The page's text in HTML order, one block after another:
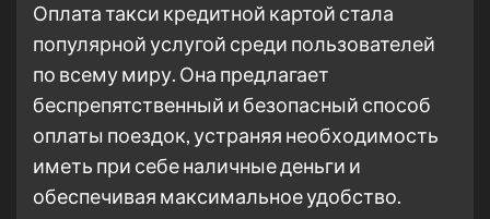
Оплата такси кредитной картой стала
популярной услугой среди пользователей
по всему миру. Она предлагает
беспрепятственный и безопасный способ
оплаты поездок, устраняя необходимость
иметь при себе наличные деньги и
обеспечивая максимальное удобство.